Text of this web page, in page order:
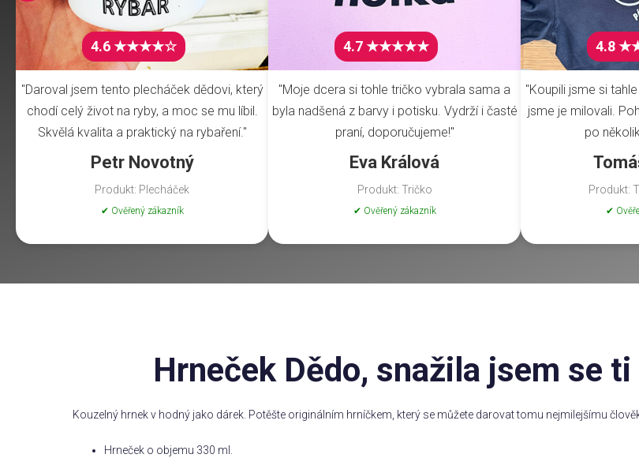
4.6 ★★★★☆
"Daroval jsem tento plecháček dědovi, který
chodí celý život na ryby, a moc se mu líbil.
Skvělá kvalita a praktický na rybaření."
Petr Novotný
Produkt: Plecháček
✔ Ověřený zákazník
4.7 ★★★★★
"Moje dcera si tohle tričko vybrala sama a
byla nadšená z barvy i potisku. Vydrží i časté
praní, doporučujeme!"
Eva Králová
Produkt: Tričko
✔ Ověřený zákazník
4.8
"Koupili jsme si
jsme je milovali.
po
Produkt:
✔
Hrneček Dědo, snažila jsem se
Kouzelný hrnek v hodný jako dárek. Potěšte originálním hrníčkem, který se můžete darovat tomu nejmilejšímu
Hrneček o objemu 330 ml.